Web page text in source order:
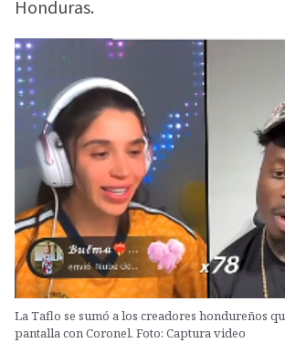
Honduras.
La Taflo se sumó a los creadores hondureños
pantalla con Coronel. Foto: Captura video